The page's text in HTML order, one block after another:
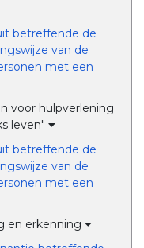
betreffende de
van de
met een
voor hulpverlening
leven"
betreffende de
van de
met een
en erkenning